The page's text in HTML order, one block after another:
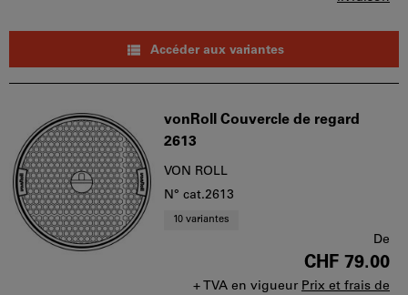
Accéder aux variantes
vonRoll Couvercle de regard
2613
VON ROLL
N° cat.2613
10 variantes
De
CHF 79.00
+ TVA en vigueur Prix et frais de